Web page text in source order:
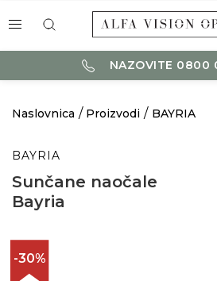
NAZOVITE 0800
Naslovnica Proizvodi BAYRIA
BAYRIA
Sunčane naočale
Bayria
-30%